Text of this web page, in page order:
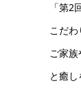
「第
こだ
ご家
と癒